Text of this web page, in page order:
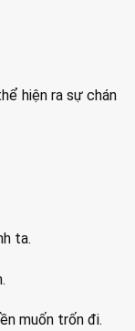
hiện ra sự chán
ta.
muốn trốn đi.